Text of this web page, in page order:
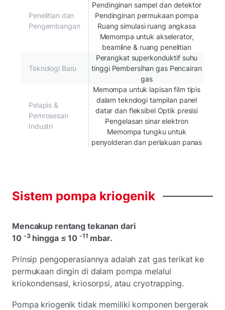
Penelitian dan
Pengembangan
Pendinginan sampel dan detektor
Pendinginan permukaan pompa
Ruang simulasi ruang angkasa
Memompa untuk akselerator,
beamline & ruang penelitian
Teknologi Baru
Perangkat superkonduktif suhu
tinggi Pembersihan gas Pencairan
gas
Pelapis &
Pemrosesan
Industri
Memompa untuk lapisan film tipis
dalam teknologi tampilan panel
datar dan fleksibel Optik presisi
Pengelasan sinar elektron
Memompa tungku untuk
penyolderan dan perlakuan panas
Sistem pompa kriogenik
Mencakup rentang tekanan dari
10 -3hingga ≤ 10 -11 mbar.
Prinsip pengoperasiannya adalah zat gas terikat ke
permukaan dingin di dalam pompa melalui
kriokondensasi, kriosorpsi, atau cryotrapping.
Pompa kriogenik tidak memiliki komponen bergerak